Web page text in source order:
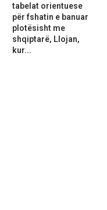
tabelat orientuese
për fshatin e banuar
plotësisht me
shqiptarë, Llojan,
kur...